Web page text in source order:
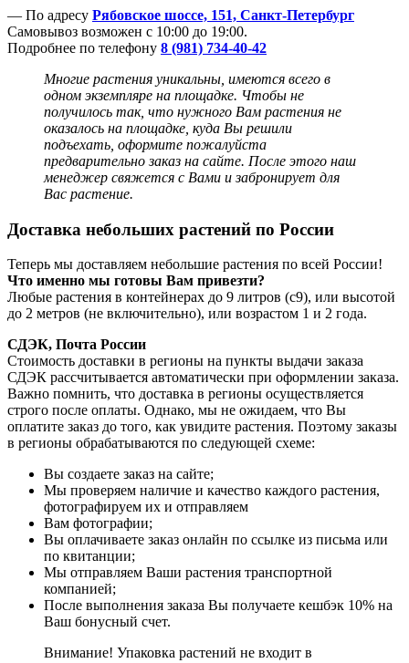
— По адресу Рябовское шоссе, 151, Санкт-Петербург
Самовывоз возможен с 10:00 до 19:00.
Подробнее по телефону 8 (981) 734-40-42
Многие растения уникальны, имеются всего в
одном экземпляре на площадке. Чтобы не
получилось так, что нужного Вам растения не
оказалось на площадке, куда Вы решили
подъехать, оформите пожалуйста
предварительно заказ на сайте. После этого наш
менеджер свяжется с Вами и забронирует для
Вас растение.
Доставка небольших растений по России
Теперь мы доставляем небольшие растения по всей России!
Что именно мы готовы Вам привезти?
Любые растения в контейнерах до 9 литров (с9), или высотой
до 2 метров (не включительно), или возрастом 1 и 2 года.
СДЭК, Почта России
Стоимость доставки в регионы на пункты выдачи заказа
СДЭК рассчитывается автоматически при оформлении заказа.
Важно помнить, что доставка в регионы осуществляется
строго после оплаты. Однако, мы не ожидаем, что Вы
оплатите заказ до того, как увидите растения. Поэтому заказы
в регионы обрабатываются по следующей схеме:
Вы создаете заказ на сайте;
Мы проверяем наличие и качество каждого растения,
фотографируем их и отправляем
Вам фотографии;
Вы оплачиваете заказ онлайн по ссылке из письма или
по квитанции;
Мы отправляем Ваши растения транспортной
компанией;
После выполнения заказа Вы получаете кешбэк 10% на
Ваш бонусный счет.
Внимание! Упаковка растений не входит в